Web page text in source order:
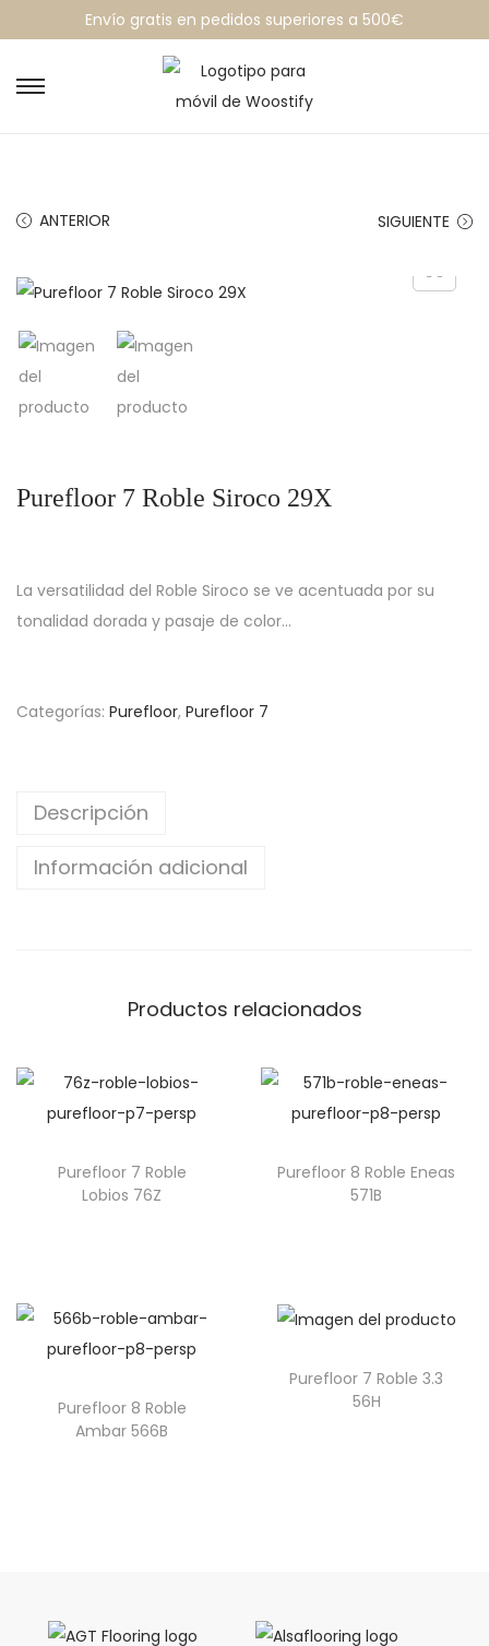
Envío gratis en pedidos superiores a 500€
ANTERIOR SIGUIENTE
Purefloor 7 Roble Siroco 29X
La versatilidad del Roble Siroco se ve acentuada por su
tonalidad dorada y pasaje de color…
Categorías: Purefloor, Purefloor 7
Descripción
Información adicional
Productos relacionados
Purefloor 7 Roble
Lobios 76Z
Purefloor 8 Roble Eneas
571B
Purefloor 8 Roble
Ambar 566B
Purefloor 7 Roble 3.3
56H